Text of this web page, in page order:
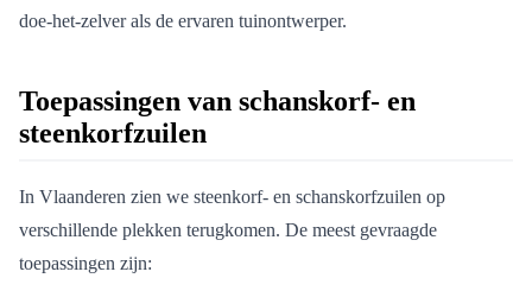
doe-het-zelver als de ervaren tuinontwerper.
Toepassingen van schanskorf- en
steenkorfzuilen
In Vlaanderen zien we steenkorf- en schanskorfzuilen op
verschillende plekken terugkomen. De meest gevraagde
toepassingen zijn: